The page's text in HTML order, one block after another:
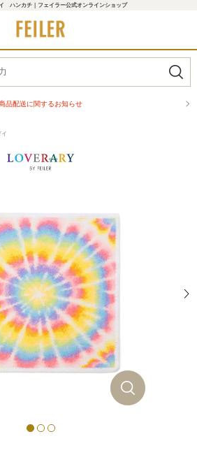
ハンカチ｜フェイラー公式オンラインショップ
品配送に関するお知らせ
イ